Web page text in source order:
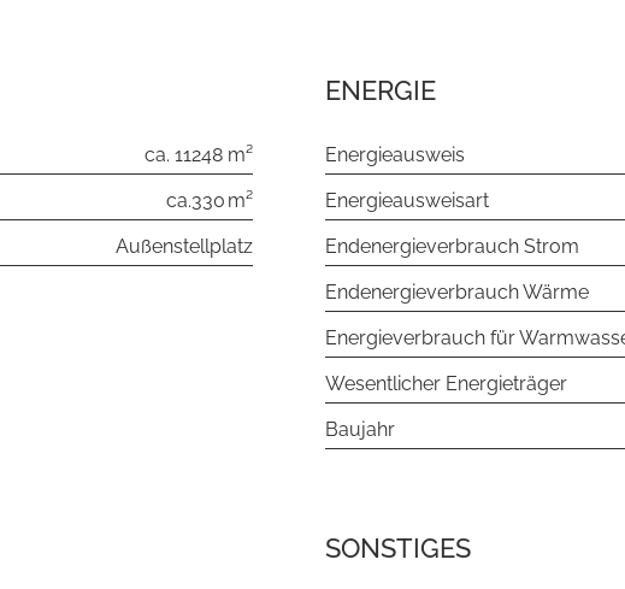
ca. 11248 m²
ca.330 m²
Außenstellplatz
ENERGIE
Energieausweis
Energieausweisart
Endenergie­verbrauch Strom
Endenergie­verbrauch Wärme
Energieverbrauch für
Wesentlicher Energieträger
Baujahr
SONSTIGES